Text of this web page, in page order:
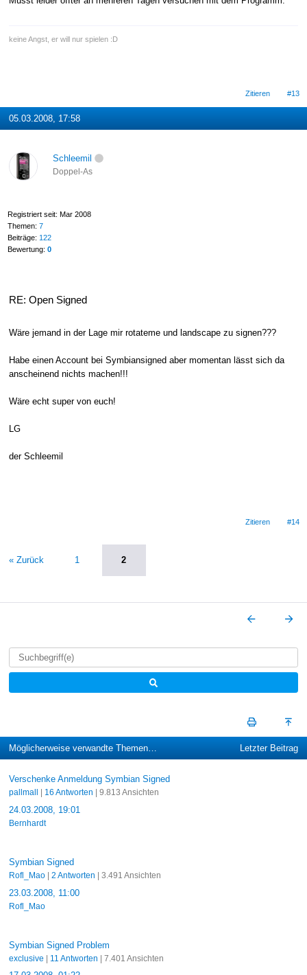
keine Angst, er will nur spielen :D
Zitieren #13
05.03.2008, 17:58
Schleemil
Doppel-As
Registriert seit: Mar 2008
Themen: 7
Beiträge: 122
Bewertung: 0
RE: Open Signed
Wäre jemand in der Lage mir rotateme und landscape zu signen???
Habe einen Account bei Symbiansigned aber momentan lässt sich da
anscheinend nichts machen!!!
Wäre echt super von euch!
LG
der Schleemil
Zitieren #14
« Zurück 1 2
Möglicherweise verwandte Themen… Letzter Beitrag
Verschenke Anmeldung Symbian Signed
pallmall 16 Antworten | 9.813 Ansichten
24.03.2008, 19:01
Bernhardt
Symbian Signed
Rofl_Mao| 2 Antworten | 3.491 Ansichten
23.03.2008, 11:00
Rofl_Mao
Symbian Signed Problem
exclusive 11 Antworten | 7.401 Ansichten